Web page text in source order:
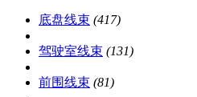
底盘线束 (417)
驾驶室线束 (131)
前围线束 (81)